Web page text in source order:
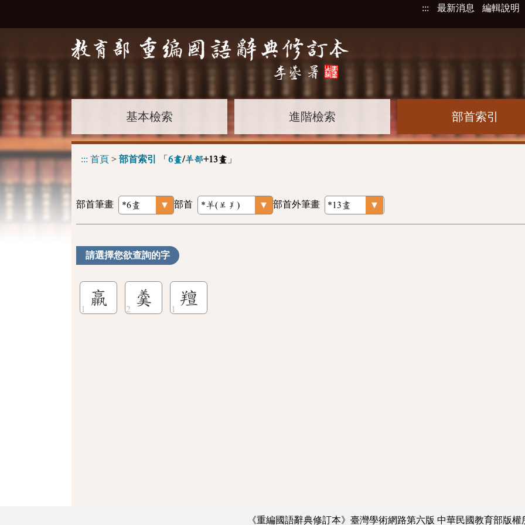
::: 最新消息 編輯說明
基本檢索 進階檢索 部首索引
::: 首頁 > 部首索引 「 6畫/羊部+13畫 」
部首筆畫 部首 部首外筆畫
請選擇您欲查詢的字
羸 羹 羶
《重編國語辭典修訂本》臺灣學術網路第六版 中華民國教育部版權